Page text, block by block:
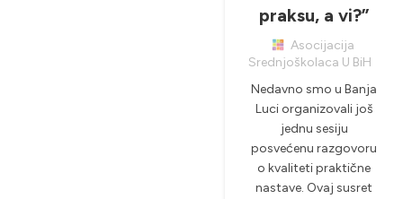
praksu, a vi?”
Asocijacija
Srednjoškolaca U BiH
Nedavno smo u Banja
Luci organizovali još
jednu sesiju
posvećenu razgovoru
o kvaliteti praktične
nastave. Ovaj susret